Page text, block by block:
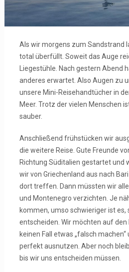
Als wir morgens zum Sandstrand
total überfüllt. Soweit das Auge
Liegestühle. Nach gestern Abend
anderes erwartet. Also Augen zu
unsere Mini-Reisehandtücher in
Meer. Trotz der vielen Menschen
sauber.
Anschließend frühstücken wir
die weitere Reise. Gute Freunde
Richtung Süditalien gestartet und
wir von Griechenland aus nach
dort treffen. Dann müssten wir
und Montenegro verzichten. Je
kommen, umso schwieriger ist es,
entscheiden. Wir möchten auf
keinen Fall etwas „falsch
perfekt ausnutzen. Aber noch
bis wir uns entscheiden müssen.